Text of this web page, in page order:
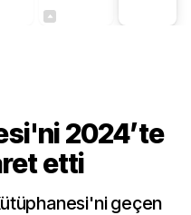
2024’te
etti
geçen